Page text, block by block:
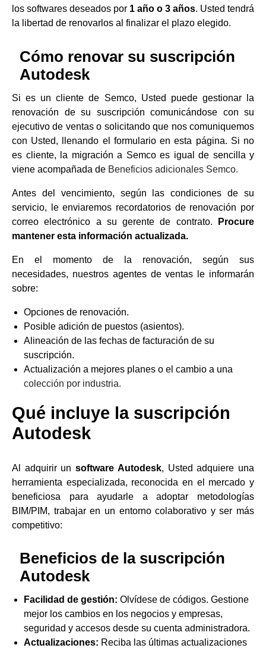
los softwares deseados por 1 año o 3 años. Usted tendrá
la libertad de renovarlos al finalizar el plazo elegido.
Cómo renovar su suscripción
Autodesk
Si es un cliente de Semco, Usted puede gestionar la
renovación de su suscripción comunicándose con su
ejecutivo de ventas o solicitando que nos comuniquemos
con Usted, llenando el formulario en esta página. Si no
es cliente, la migración a Semco es igual de sencilla y
viene acompañada de Beneficios adicionales Semco.
Antes del vencimiento, según las condiciones de su
servicio, le enviaremos recordatorios de renovación por
correo electrónico a su gerente de contrato.
Procure
mantener esta información actualizada.
En el momento de la renovación, según sus
necesidades, nuestros agentes de ventas le informarán
sobre:
Opciones de renovación.
Posible adición de puestos (asientos).
Alineación de las fechas de facturación de su
suscripción.
Actualización a mejores planes o el cambio a una
colección por industria.
Qué incluye la suscripción
Autodesk
Al adquirir unsoftware Autodesk, Usted adquiere una
herramienta especializada, reconocida en el mercado y
beneficiosa para ayudarle a adoptar metodologías
BIM/PIM, trabajar en un entorno colaborativo y ser más
competitivo:
Beneficios de la suscripción
Autodesk
Facilidad de gestión: Olvídese de códigos. Gestione
mejor los cambios en los negocios y empresas,
seguridad y accesos desde su cuenta administradora.
Actualizaciones: Reciba las últimas actualizaciones